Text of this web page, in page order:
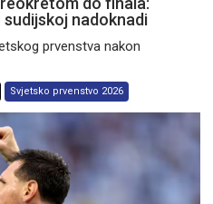
sudijskoj nadoknadi
prvenstva nakon
Svjetsko prvenstvo 2026